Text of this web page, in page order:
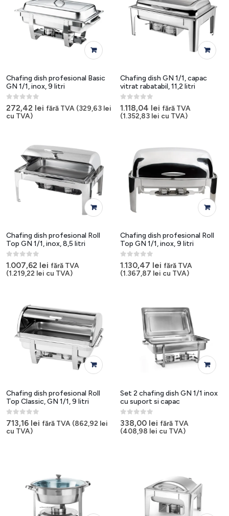
Chafing dish profesional Basic
GN 1/1, inox, 9 litri
0out of 5
272,42 lei fără TVA (329,63 lei
cu TVA)
Chafing dish GN 1/1, capac
vitrat rabatabil, 11,2 litri
0 out of 5
1.118,04 lei fără TVA
(1.352,83 lei cu TVA)
Chafing dish profesional Roll
Top GN 1/1, inox, 8,5 litri
0 out of 5
1.007,62 lei fără TVA
(1.219,22 lei cu TVA)
Chafing dish profesional Roll
Top GN 1/1, inox, 9 litri
0 out of 5
1.130,47 lei fără TVA
(1.367,87 lei cu TVA)
Chafing dish profesional Roll
Top Classic, GN 1/1, 9 litri
0out of 5
713,16 lei fără TVA (862,92 lei
cu TVA)
Set 2 chafing dish GN 1/1 inox
cu suport si capac
0out of 5
338,00 lei fără TVA
(408,98 lei cu TVA)